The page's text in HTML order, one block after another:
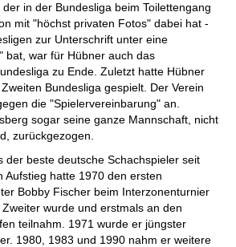
in der Bundesliga beim Toilettengang
mit "höchst privaten Fotos" dabei hat -
zur Unterschrift unter eine
bat, war für Hübner auch das
zu Ende. Zuletzt hatte Hübner
Bundesliga gespielt. Der Verein
die "Spielervereinbarung" an.
sogar seine ganze Mannschaft, nicht
zurückgezogen.
der beste deutsche Schachspieler seit
Aufstieg hatte 1970 den ersten
Bobby Fischer beim Interzonenturnier
wurde und erstmals an den
teilnahm. 1971 wurde er jüngster
1980, 1983 und 1990 nahm er weitere